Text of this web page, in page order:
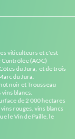
viticulteurs et c'est
(AOC)
du Jura, et de trois
du Jura.
noir et Trousseau
blancs.
de 2 000 hectares
rouges, vins blancs
le Vin de Paille, le